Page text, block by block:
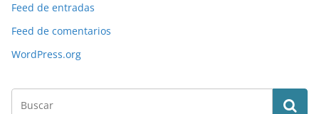
Feed de entradas
Feed de comentarios
WordPress.org